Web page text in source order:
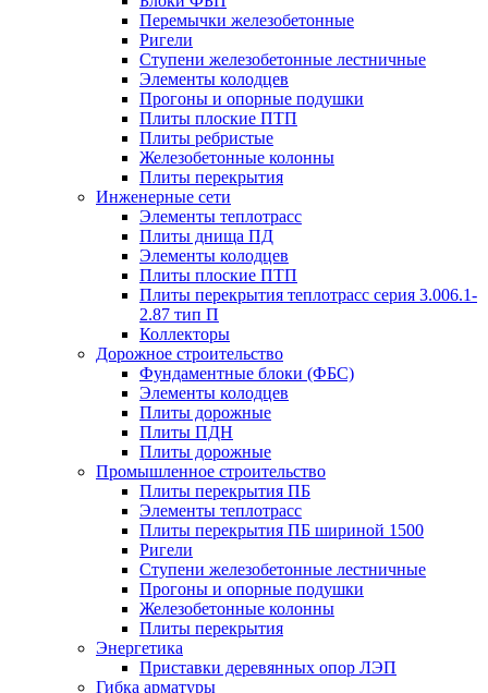
Перемычки железобетонные
Ригели
Ступени железобетонные лестничные
Элементы колодцев
Прогоны и опорные подушки
Плиты плоские ПТП
Плиты ребристые
Железобетонные колонны
Плиты перекрытия
Инженерные сети
Элементы теплотрасс
Плиты днища ПД
Элементы колодцев
Плиты плоские ПТП
Плиты перекрытия теплотрасс серия 3.006.1-
2.87 тип П
Коллекторы
Дорожное строительство
Фундаментные блоки (ФБС)
Элементы колодцев
Плиты дорожные
Плиты ПДН
Плиты дорожные
Промышленное строительство
Плиты перекрытия ПБ
Элементы теплотрасс
Плиты перекрытия ПБ шириной 1500
Ригели
Ступени железобетонные лестничные
Прогоны и опорные подушки
Железобетонные колонны
Плиты перекрытия
Энергетика
Приставки деревянных опор ЛЭП
Гибка арматуры